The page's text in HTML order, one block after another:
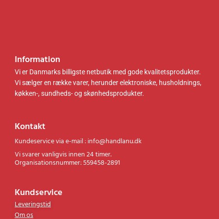
.
Information
Vi er Danmarks billigste netbutik med gode kvalitetsprodukter.
Vi sælger en række varer, herunder elektroniske, husholdnings,
køkken-, sundheds- og skønhedsprodukter.
Kontakt
Kundeservice via e-mail : info@handlanu.dk
Vi svarer vanligvis innen 24 timer.
Organisationsnummer: 559458-2891
Kundservice
Leveringstid
Om os